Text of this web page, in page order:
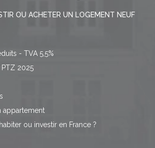
OU ACHETER UN LOGEMENT NEUF
- TVA 5,5%
2025
appartement
ou investir en France ?